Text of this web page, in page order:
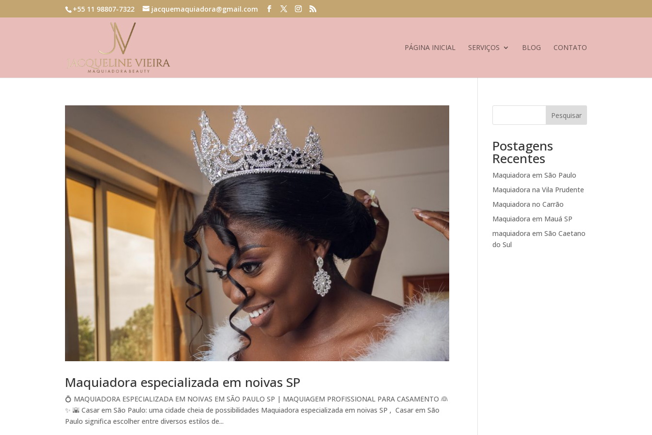
+55 11 98807-7322 jacquemaquiadora@gmail.com
PÁGINA INICIAL SERVIÇOS BLOG CONTATO
Maquiadora especializada em noivas SP
💍 MAQUIADORA ESPECIALIZADA EM NOIVAS EM SÃO PAULO SP | MAQUIAGEM PROFISSIONAL PARA CASAMENTO 👰
✨ 🌇 Casar em São Paulo: uma cidade cheia de possibilidades Maquiadora especializada em noivas SP , Casar em São
Paulo significa escolher entre diversos estilos de...
Pesquisar
Postagens
Recentes
Maquiadora em São Paulo
Maquiadora na Vila Prudente
Maquiadora no Carrão
Maquiadora em Mauá SP
maquiadora em São Caetano
do Sul